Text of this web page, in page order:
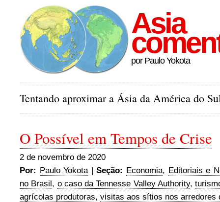
Asia
por Paulo Yokota
Tentando aproximar a Ásia da América do
O Possível em Tempos de Crise
2 de novembro de 2020
Por: Paulo Yokota|Seção: Economia, Editoriais e
no Brasil, o caso da Tennesse Valley Authority,
agrícolas produtoras, visitas aos sítios nos arredores